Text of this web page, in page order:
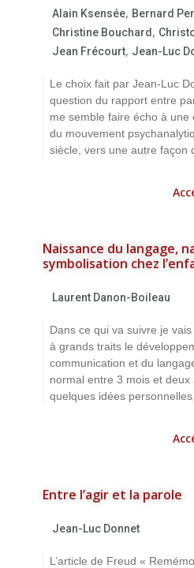
Alain Ksensée, Bernard
Christine Bouchard ,
Jean Frécourt, Jean-Luc
Le choix fait par Jean-Luc
question du rapport entre
me semble faire écho à une
du mouvement
siècle, vers une autre façon
Naissance du langage,
symbolisation chez
Laurent Danon-Boileau
Dans ce qui va suivre je
à grands traits le
communication et du
normal entre 3 mois et deux
quelques idées
Entre l’agir et la parole
Jean-Luc Donnet
L’article de Freud «